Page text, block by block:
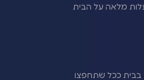
מלאה על הבית
בבית ככל שתחפצו